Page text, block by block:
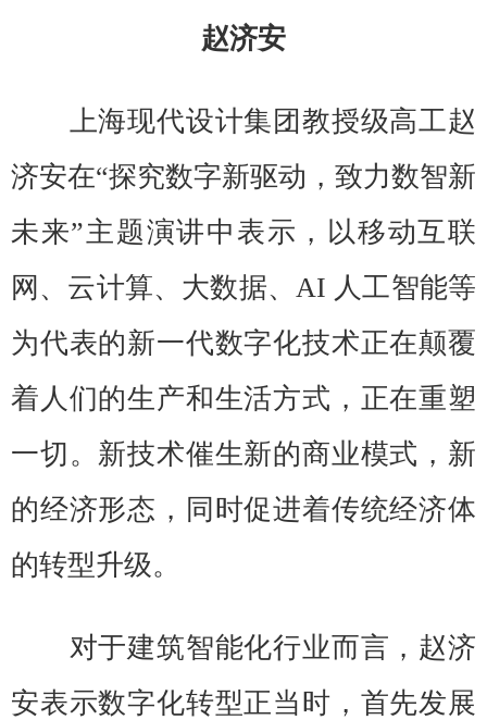
赵济安
上海现代设计集团教授级高工赵
济安在“探究数字新驱动，致力数智新
未来”主题演讲中表示，以移动互联
网、云计算、大数据、AI 人工智能等
为代表的新一代数字化技术正在颠覆
着人们的生产和生活方式，正在重塑
一切。新技术催生新的商业模式，新
的经济形态，同时促进着传统经济体
的转型升级。
对于建筑智能化行业而言，赵济
安表示数字化转型正当时，首先发展